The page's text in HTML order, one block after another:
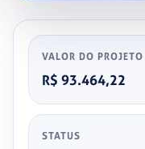
VALOR DO PROJETO
R$ 93.464,22
STATUS